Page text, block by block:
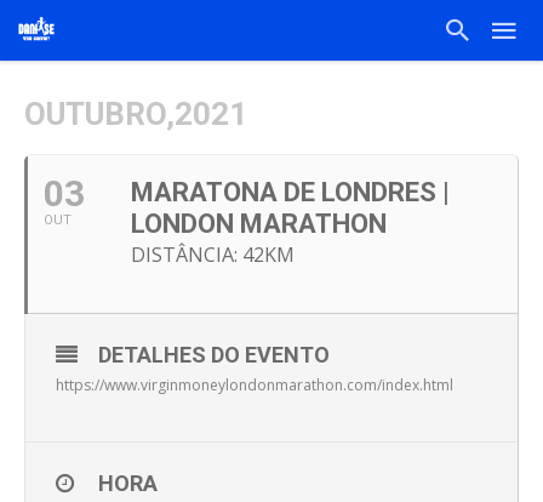
OUTUBRO,2021
03
OUT
MARATONA DE LONDRES |
LONDON MARATHON
DISTÂNCIA: 42KM
DETALHES DO EVENTO
https://www.virginmoneylondonmarathon.com/index.html
HORA